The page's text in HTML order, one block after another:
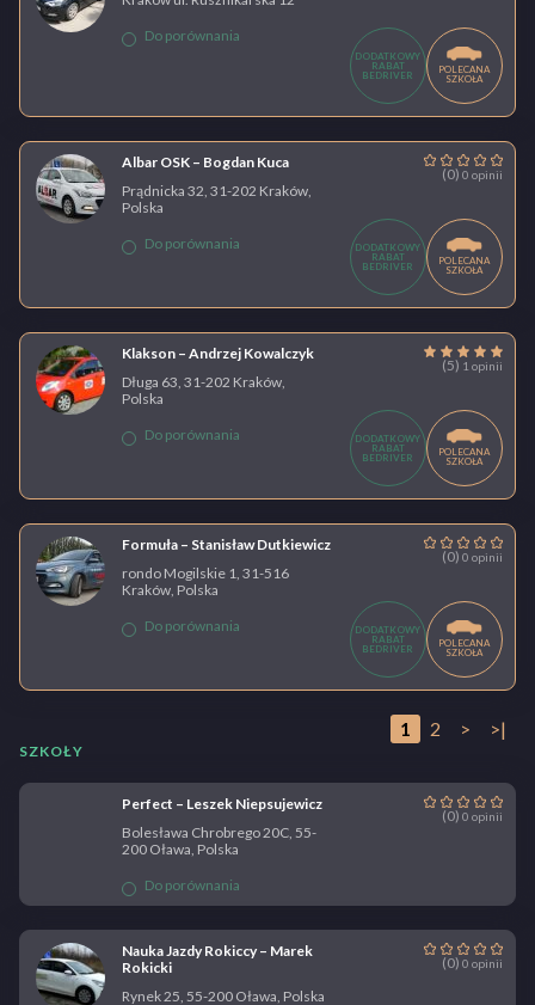
Do porównania
DODATKOWY
RABAT
BEDRIVER
POLECANA
SZKOŁA
Albar OSK – Bogdan Kuca
(0) 0 opinii
Prądnicka 32, 31-202 Kraków,
Polska
Do porównania
DODATKOWY
RABAT
BEDRIVER
POLECANA
SZKOŁA
Klakson – Andrzej Kowalczyk
(5) 1 opinii
Długa 63, 31-202 Kraków,
Polska
Do porównania
DODATKOWY
RABAT
BEDRIVER
POLECANA
SZKOŁA
Formuła – Stanisław Dutkiewicz
(0) 0 opinii
rondo Mogilskie 1, 31-516
Kraków, Polska
Do porównania
DODATKOWY
RABAT
BEDRIVER
POLECANA
SZKOŁA
1 2 > >|
SZKOŁY
Perfect – Leszek Niepsujewicz
(0) 0 opinii
Bolesława Chrobrego 20C, 55-
200 Oława, Polska
Do porównania
Nauka Jazdy Rokiccy – Marek
Rokicki
(0) 0 opinii
Rynek 25, 55-200 Oława, Polska